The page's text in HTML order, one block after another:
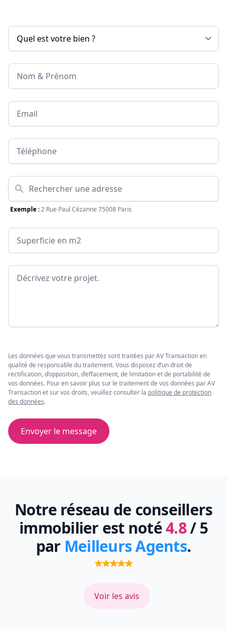
Nom & Prénom
Email
Téléphone
Adresse
Exemple :2 Rue Paul Cézanne 75008 Paris
Surface
Message
Les données que vous transmettez sont traitées par AV Transaction en
qualité de responsable du traitement. Vous disposez d’un droit de
rectification, d’opposition, d’effacement, de limitation et de portabilité de
vos données. Pour en savoir plus sur le traitement de vos données par AV
Transaction et sur vos droits, veuillez consulter la politique de protection
des données.
Envoyer le message
Notre réseau de conseillers
immobilier est noté4.8/ 5
par Meilleurs Agents.
Voir les avis